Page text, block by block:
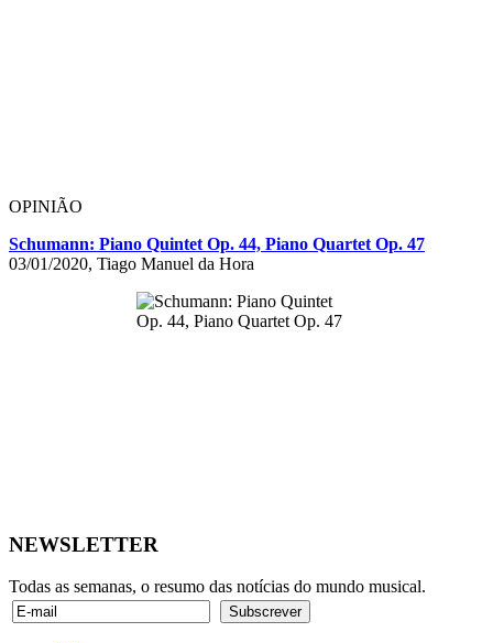
OPINIÃO
Schumann: Piano Quintet Op. 44, Piano Quartet Op. 47
03/01/2020, Tiago Manuel da Hora
NEWSLETTER
Todas as semanas, o resumo das notícias do mundo musical.